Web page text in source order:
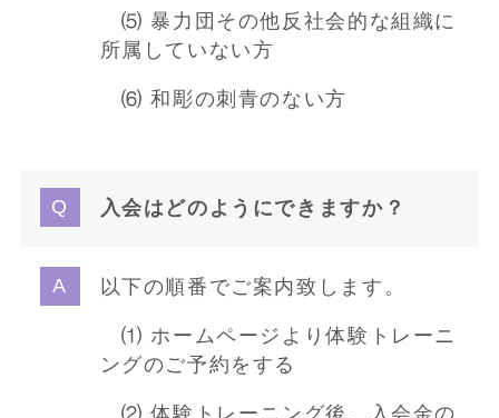
⑸ 暴力団その他反社会的な組織に
所属していない方
⑹ 和彫の刺青のない方
入会はどのようにできますか？
以下の順番でご案内致します。
⑴ ホームページより体験トレーニ
ングのご予約をする
⑵ 体験トレーニング後、入会金の